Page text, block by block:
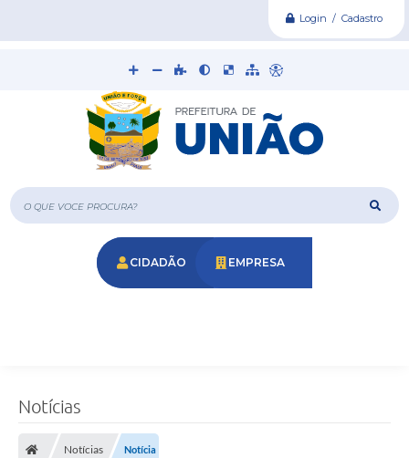
Login / Cadastro
O que voce procura?
CIDADÃO EMPRESA
Notícias
Notícias Notícia